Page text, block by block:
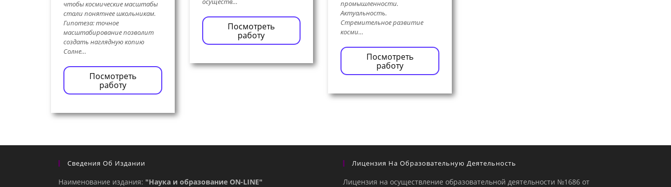
чтобы космические масштабы
стали понятнее школьникам.
Гипотеза: точное
масштабирование позволит
создать наглядную копию
Солне…
Посмотреть
работу
Посмотреть
работу
промышленности.
Актуальность.
Стремительное развитие
косми…
Посмотреть
работу
Сведения Об Издании
Наименование издания: "Наука и образование ON-LINE"
Лицензия На Образовательную Деятельность
Лицензия на осуществление образовательной деятельности №1686 от